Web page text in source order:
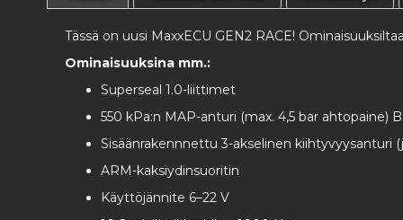
Tässä on uusi MaxxECU GEN2 RACE!
Ominaisuuksina mm.:
Superseal 1.0-liittimet
550 kPa:n MAP-anturi (max. 4,5 bar ahtopaine)
Sisäänrakennnettu 3-akselinen kiihtyvyysanturi
ARM-kaksiydinsuoritin
Käyttöjännite 6–22 V